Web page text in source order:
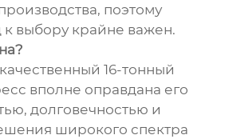
поэтому
выбору крайне важен.
16-тонный
вполне оправдана его
долговечностью и
широкого спектра